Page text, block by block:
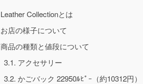
Leather Collectionとは
お店の様子について
商品の種類と値段について
3.1. アクセサリー
3.2. かごバック 22950ﾙﾋﾟｰ（約10312円）